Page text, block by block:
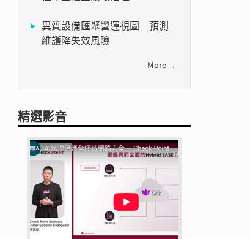
異質設備匯聚營運視圖 預測
維護降失效風險
More →
精選影音